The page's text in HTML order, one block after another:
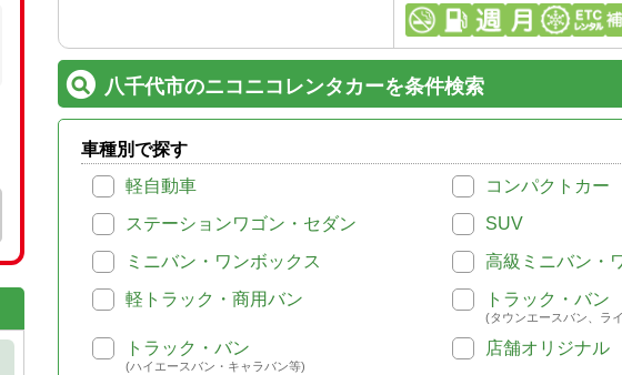
八千代市のニコニコレンタカーを条件検索
車種別で探す
軽自動車
コンパクトカー
ステーションワゴン・セダン
SUV
ミニバン・ワンボックス
高級ミニバン・
軽トラック・商用バン
トラック・バン
(タウンエースバン、ラ
トラック・バン
(ハイエースバン・キャラバン等)
店舗オリジナル